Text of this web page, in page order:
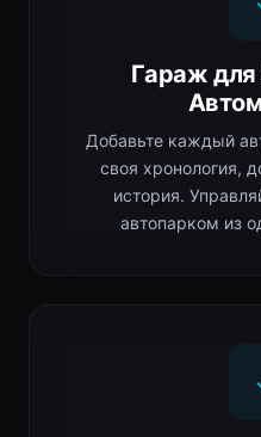
Гараж для
Добавьте каждый
своя хронология,
история.
автопарком из